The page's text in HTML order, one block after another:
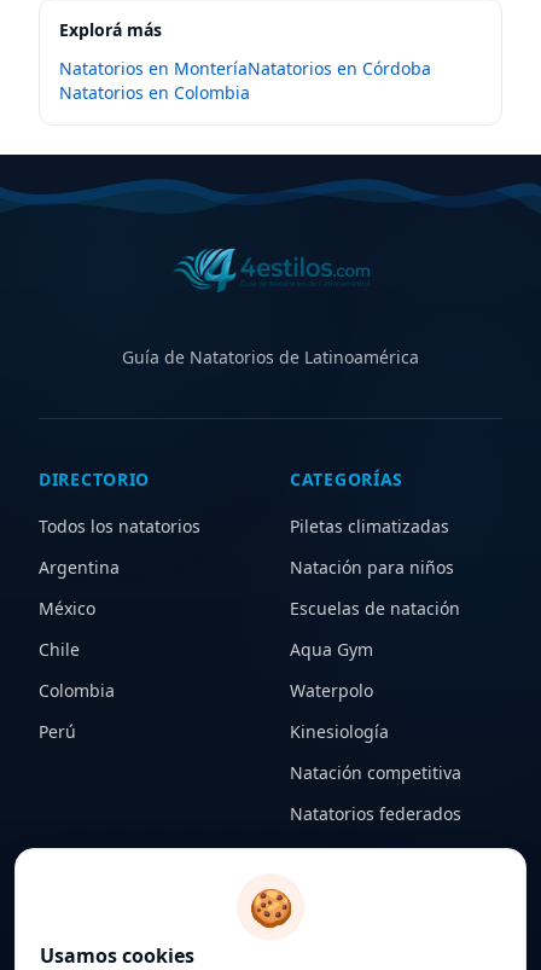
Explorá más
Natatorios en MonteríaNatatorios en Córdoba
Natatorios en Colombia
Guía de Natatorios de Latinoamérica
DIRECTORIO
Todos los natatorios
Argentina
México
Chile
Colombia
Perú
CATEGORÍAS
Piletas climatizadas
Natación para niños
Escuelas de natación
Aqua Gym
Waterpolo
Kinesiología
Natación competitiva
Natatorios federados
🍪
Usamos cookies